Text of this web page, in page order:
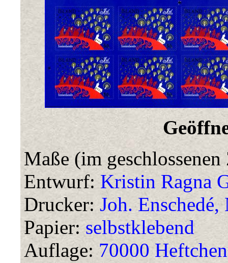
Maße (im
Entwurf: Kristin Ragna
Drucker: Joh. Enschedé,
Papier:selbstklebend
Auflage: 70000 Heftchen